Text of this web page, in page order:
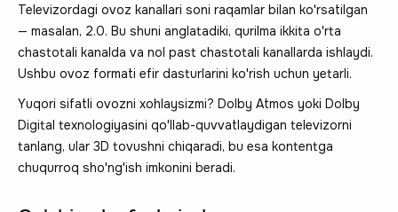
Televizordagi ovoz kanallari soni raqamlar bilan ko'rsatilgan
— masalan, 2.0. Bu shuni anglatadiki, qurilma ikkita o'rta
chastotali kanalda va nol past chastotali kanallarda ishlaydi.
Ushbu ovoz formati efir dasturlarini ko'rish uchun yetarli.
Yuqori sifatli ovozni xohlaysizmi? Dolby Atmos yoki Dolby
Digital texnologiyasini qo'llab-quvvatlaydigan televizorni
tanlang, ular 3D tovushni chiqaradi, bu esa kontentga
chuqurroq sho'ng'ish imkonini beradi.